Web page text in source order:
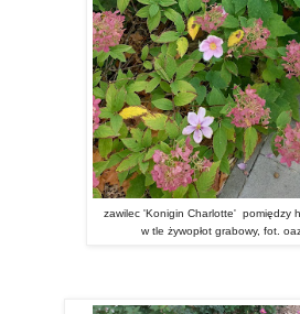
zawilec 'Konigin Charlotte' pomiędzy
w tle żywopłot grabowy, fot.